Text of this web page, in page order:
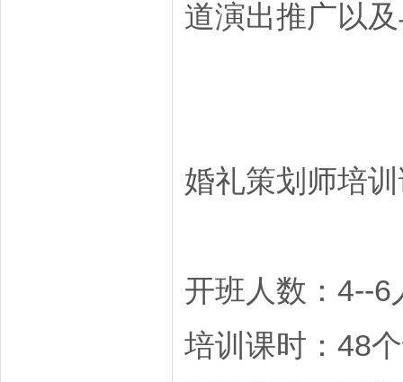
道演出推广以
婚礼策划师培
开班人数：4--6
培训课时：48